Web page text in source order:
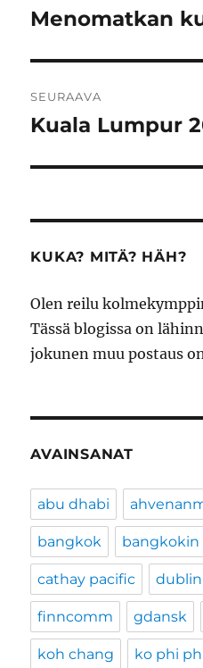
selaus
Edellinen
Menomatkan
SEURAAVA
Seuraava
Kuala Lumpur
KUKA? MITÄ? HÄH?
Olen reilu
Tässä blogissa on
jokunen muu postaus
AVAINSANAT
abu dhabi
bangkok bangkokin
cathay pacific dublin
finncomm gdansk
koh chang ko phi